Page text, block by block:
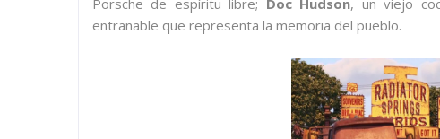
entrañable que representa la memoria del pueblo.